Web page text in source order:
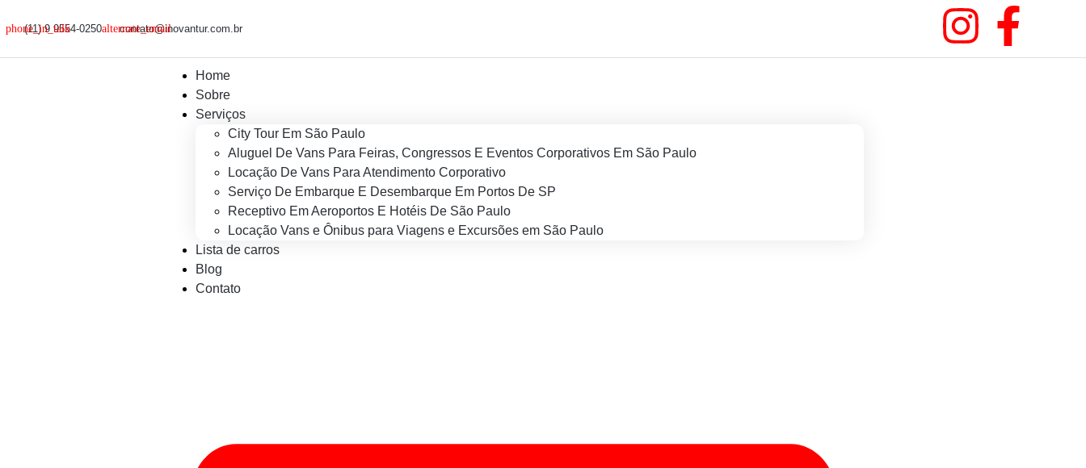
(11) 9 9554-0250 contato@inovantur.com.br
Home
Sobre
Serviços
City Tour Em São Paulo
Aluguel De Vans Para Feiras, Congressos E Eventos Corporativos Em São Paulo
Locação De Vans Para Atendimento Corporativo
Serviço De Embarque E Desembarque Em Portos De SP
Receptivo Em Aeroportos E Hotéis De São Paulo
Locação Vans e Ônibus para Viagens e Excursões em São Paulo
Lista de carros
Blog
Contato